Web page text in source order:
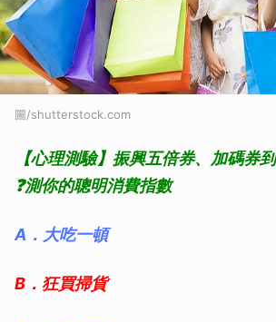
圖/shutterstock.com
【心理測驗】振興五倍券、加碼券
❓測你的聰明消費指數
A．大吃一頓
B．狂買掃貨